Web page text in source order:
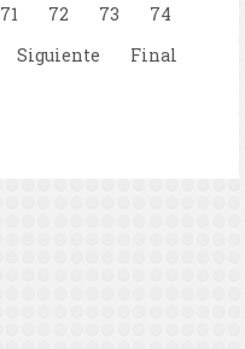
71 72 73
74
Siguiente Final